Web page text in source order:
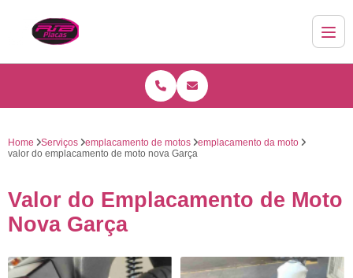
Home Serviços emplacamento de motos
emplacamento da moto
valor do emplacamento de moto nova Garça
Valor do Emplacamento de Moto
Nova Garça